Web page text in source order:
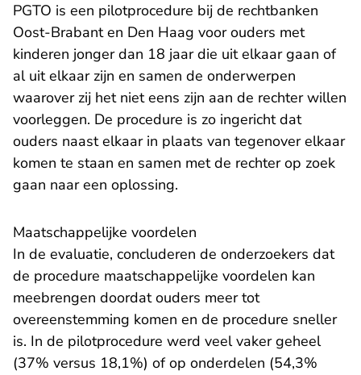
PGTO is een pilotprocedure bij de rechtbanken
Oost-Brabant en Den Haag voor ouders met
kinderen jonger dan 18 jaar die uit elkaar gaan of
al uit elkaar zijn en samen de onderwerpen
waarover zij het niet eens zijn aan de rechter willen
voorleggen. De procedure is zo ingericht dat
ouders naast elkaar in plaats van tegenover elkaar
komen te staan en samen met de rechter op zoek
gaan naar een oplossing.
Maatschappelijke voordelen
In de evaluatie, concluderen de onderzoekers dat
de procedure maatschappelijke voordelen kan
meebrengen doordat ouders meer tot
overeenstemming komen en de procedure sneller
is. In de pilotprocedure werd veel vaker geheel
(37% versus 18,1%) of op onderdelen (54,3%